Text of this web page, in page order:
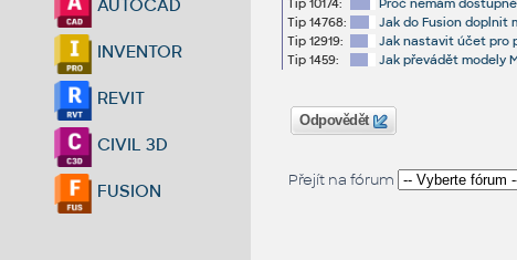
AUTOCAD
INVENTOR
REVIT
CIVIL 3D
FUSION
Tip 10174:
Proč nemám
Tip 14768:
Jak do Fusion doplnit
Tip 12919:
Jak nastavit účet pro
Tip 1459:
Jak převádět modely
Odpovědět
Přejít na fórum